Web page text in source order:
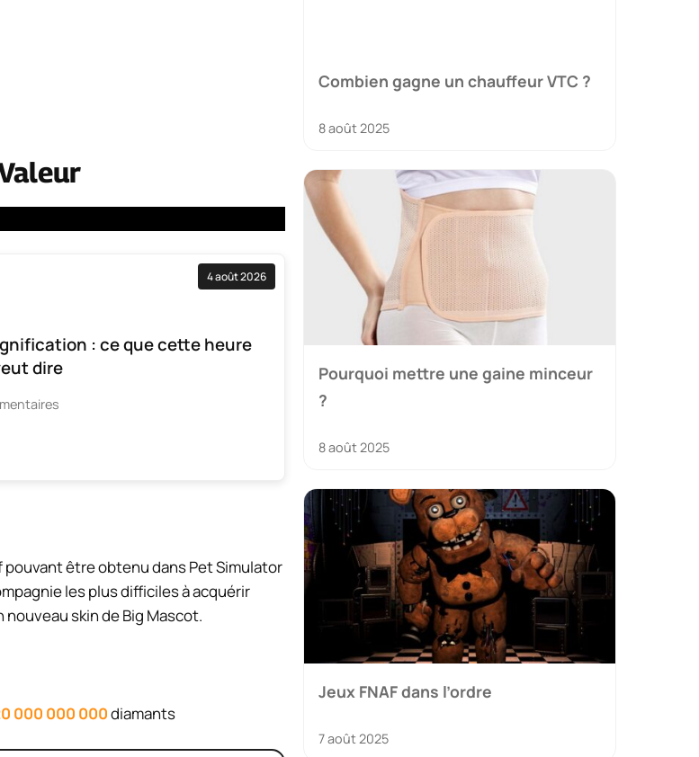
4 août 2026
: ce que cette heure
dire
pouvant être obtenu dans Pet Simulator
les plus difficiles à acquérir
skin de Big Mascot.
000 000 000diamants
Combien gagne un chauffeur VTC ?
8 août 2025
Pourquoi mettre une gaine minceur
?
8 août 2025
Jeux FNAF dans l’ordre
7 août 2025